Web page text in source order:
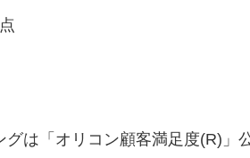
は「オリコン顧客満足度(R)」